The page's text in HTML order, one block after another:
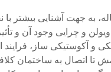
به جهت آشنایی بیشتر با
و چرایی وجود آن و
و آکوستیکی ساز، فرایند
تا اتصال به ساختمان